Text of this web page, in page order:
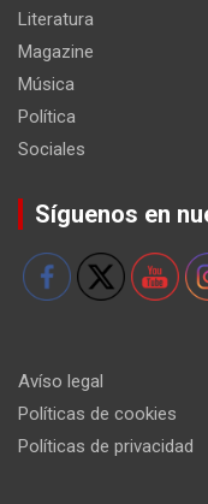
Literatura
Magazine
Música
Política
Sociales
Síguenos en
Avíso legal
Políticas de cookies
Políticas de privacidad